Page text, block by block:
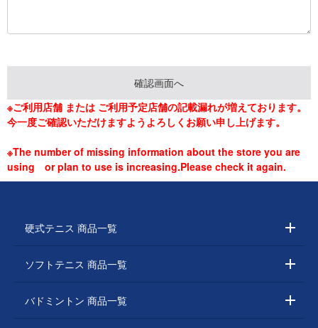
※ご利用店舗 または ご利用予定店舗の記載漏れが増えております。
今一度ご確認いただけますようよろしくお願い申し上げます。
※The number of missing information about the store you are
using or plan to use is increasing.Please check it again.
硬式テニス 商品一覧
ソフトテニス 商品一覧
バドミントン 商品一覧